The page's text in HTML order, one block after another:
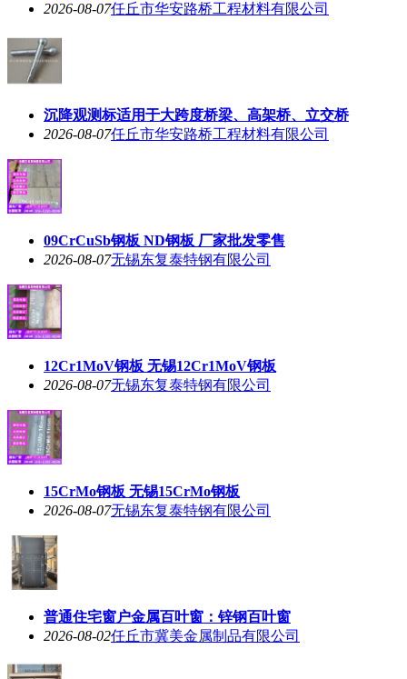
2026-08-07任丘市华安路桥工程材料有限公司
沉降观测标适用于大跨度桥梁、高架桥、立交桥
2026-08-07任丘市华安路桥工程材料有限公司
09CrCuSb钢板 ND钢板 厂家批发零售
2026-08-07无锡东复泰特钢有限公司
12Cr1MoV钢板 无锡12Cr1MoV钢板
2026-08-07无锡东复泰特钢有限公司
15CrMo钢板 无锡15CrMo钢板
2026-08-07无锡东复泰特钢有限公司
普通住宅窗户金属百叶窗：锌钢百叶窗
2026-08-02任丘市冀美金属制品有限公司